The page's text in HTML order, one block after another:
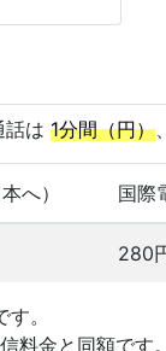
話は 1分間（円）
へ） 国際
280
。
金と同額です。